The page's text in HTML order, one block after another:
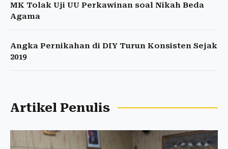
MK Tolak Uji UU Perkawinan soal Nikah Beda
Agama
Angka Pernikahan di DIY Turun Konsisten Sejak
2019
Artikel Penulis